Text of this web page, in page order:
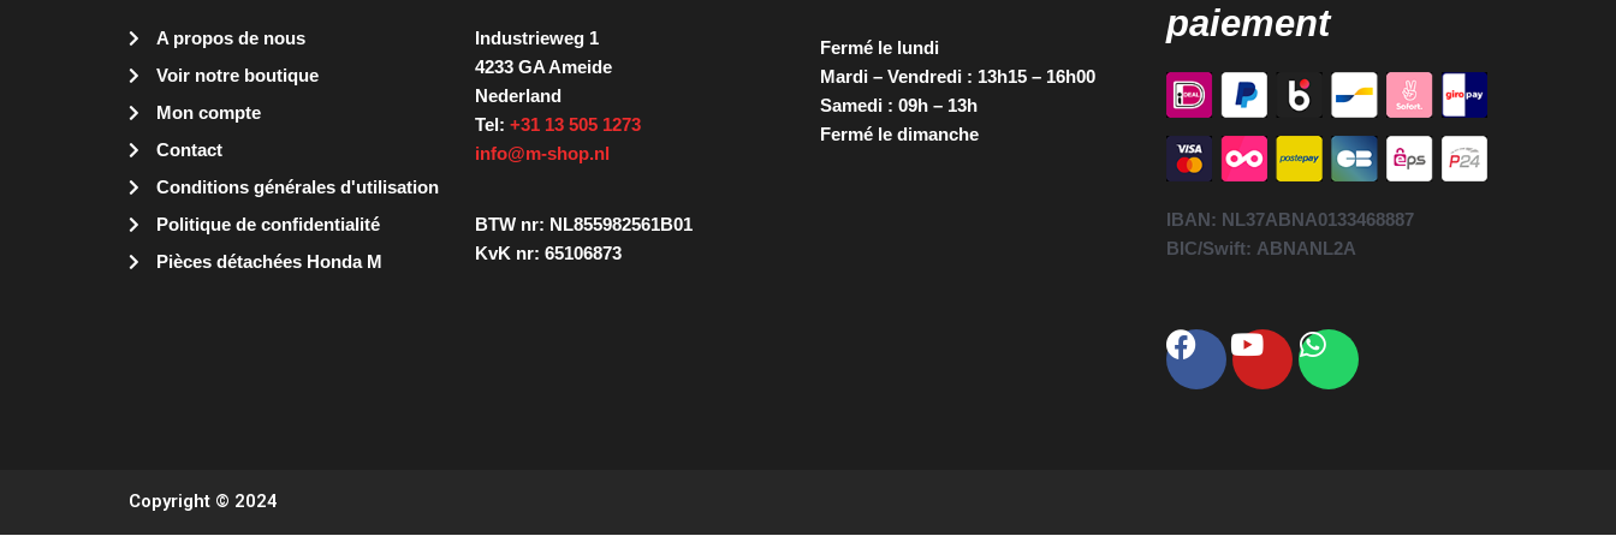
A propos de nous
Voir notre boutique
Mon compte
Contact
Conditions générales d'utilisation
Politique de confidentialité
Pièces détachées Honda M
Industrieweg 1
4233 GA Ameide
Nederland
Tel: +31 13 505 1273
info@m-shop.nl
BTW nr: NL855982561B01
KvK nr: 65106873
Fermé le lundi
Mardi – Vendredi : 13h15 – 16h00
Samedi : 09h – 13h
Fermé le dimanche
paiement
IBAN: NL37ABNA0133468887
BIC/Swift: ABNANL2A
Facebook
YoutubeWhatsapp
Copyright © 2024